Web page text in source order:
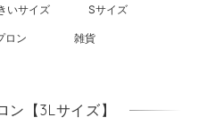
いサイズ Sサイズ
ロン 雑貨
【3Lサイズ】